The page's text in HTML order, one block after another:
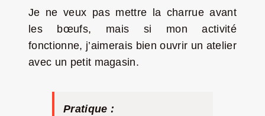
Je ne veux pas mettre la charrue avant
les bœufs, mais si mon activité
fonctionne, j’aimerais bien ouvrir un atelier
avec un petit magasin.
Pratique :